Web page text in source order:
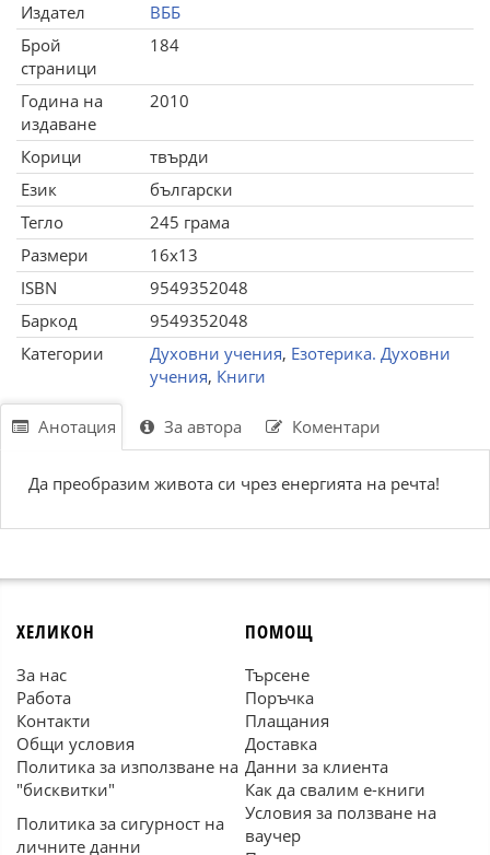
Издател
ВББ
Брой
страници
184
Година на
издаване
2010
Корици
твърди
Език
български
Тегло
245 грама
Размери
16x13
ISBN
9549352048
Баркод
9549352048
Категории
Духовни учения, Езотерика. Духовни
учения, Книги
Анотация За автора Коментари
Да преобразим живота си чрез енергията на речта!
ХЕЛИКОН
За нас
Работа
Контакти
Общи условия
Политика за използване на
"бисквитки"
Политика за сигурност на
личните данни
ПОМОЩ
Търсене
Поръчка
Плащания
Доставка
Данни за клиента
Как да свалим е-книги
Условия за ползване на
ваучер